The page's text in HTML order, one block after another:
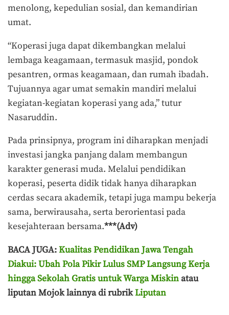
menolong, kepedulian sosial, dan kemandirian
umat.
“Koperasi juga dapat dikembangkan melalui
lembaga keagamaan, termasuk masjid, pondok
pesantren, ormas keagamaan, dan rumah ibadah.
Tujuannya agar umat semakin mandiri melalui
kegiatan-kegiatan koperasi yang ada,” tutur
Nasaruddin.
Pada prinsipnya, program ini diharapkan menjadi
investasi jangka panjang dalam membangun
karakter generasi muda. Melalui pendidikan
koperasi, peserta didik tidak hanya diharapkan
cerdas secara akademik, tetapi juga mampu bekerja
sama, berwirausaha, serta berorientasi pada
kesejahteraan bersama.***(Adv)
BACA JUGA:Kualitas Pendidikan Jawa Tengah
Diakui: Ubah Pola Pikir Lulus SMP Langsung Kerja
hingga Sekolah Gratis untuk Warga Miskinatau
liputan Mojok lainnya di rubrikLiputan